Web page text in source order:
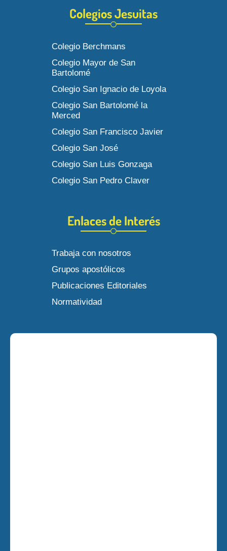
Colegios Jesuitas
Colegio Berchmans
Colegio Mayor de San
Bartolomé
Colegio San Ignacio de Loyola
Colegio San Bartolomé la
Merced
Colegio San Francisco Javier
Colegio San José
Colegio San Luis Gonzaga
Colegio San Pedro Claver
Enlaces de Interés
Trabaja con nosotros
Grupos apostólicos
Publicaciones Editoriales
Normatividad